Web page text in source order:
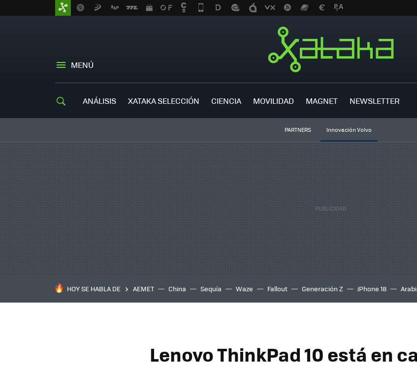
MENÚ
ANÁLISIS XATAKA SELECCIÓN CIENCIA MOVILIDAD MAGNET NEWSLETTER
PARTNERS Innovación Volvo
HOY SE HABLA DE AEMET China Sequía Waze Fallout Generación Z iPhone 18
Lenovo ThinkPad 10 está en